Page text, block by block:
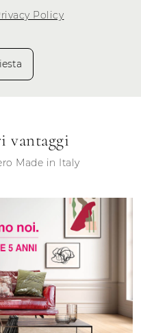
Policy
vantaggi
Made in Italy